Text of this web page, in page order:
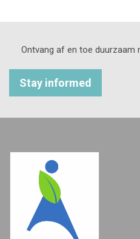
Ontvang af en toe duurzaam
Stay informed